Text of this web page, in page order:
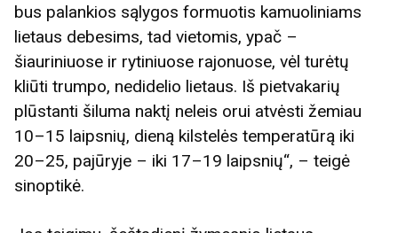
bus palankios sąlygos formuotis kamuoliniams
lietaus debesims, tad vietomis, ypač –
šiauriniuose ir rytiniuose rajonuose, vėl turėtų
kliūti trumpo, nedidelio lietaus. Iš pietvakarių
plūstanti šiluma naktį neleis orui atvėsti žemiau
10–15 laipsnių, dieną kilstelės temperatūrą iki
20–25, pajūryje – iki 17–19 laipsnių“, – teigė
sinoptikė.